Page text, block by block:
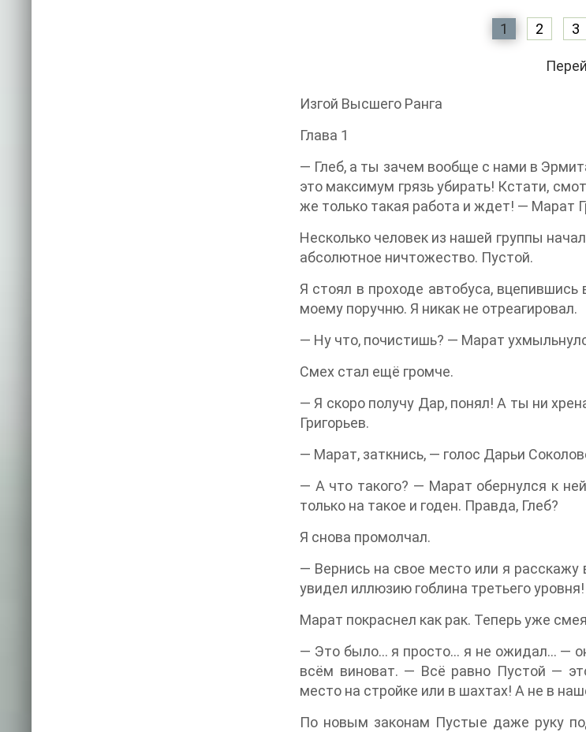
1 2 3
Изгой Высшего Ранга
Глава 1
— Глеб, а ты зачем вообще с нами в
это максимум грязь убирать! Кстати,
же только такая работа и ждет! — Марат
Несколько человек из нашей группы
абсолютное ничтожество. Пустой.
Я стоял в проходе автобуса,
моему поручню. Я никак не отреагировал.
— Ну что, почистишь? — Марат
Смех стал ещё громче.
— Я скоро получу Дар, понял! А ты ни
Григорьев.
— Марат, заткнись, — голос Дарьи
— А что такого? — Марат обернулся к
только на такое и годен. Правда, Глеб?
Я снова промолчал.
— Вернись на свое место или я расскажу
увидел иллюзию гоблина третьего
Марат покраснел как рак. Теперь уже
— Это было… я просто… я не ожидал… —
всём виноват. — Всё равно Пустой —
место на стройке или в шахтах! А не в
По новым законам Пустые даже руку